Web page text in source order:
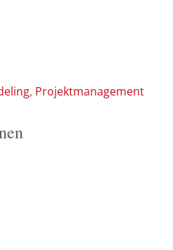
Projektmanagement